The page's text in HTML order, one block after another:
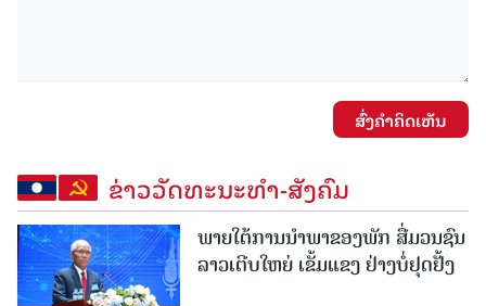
ສົ່ງຄໍາຄິດເຫັນ
ຂ່າວວັດທະນະທຳ-ສັງຄົມ
ພາຍໃຕ້ການນໍາພາຂອງພັກ ສື່ມວນຊົນ
ລາວເຕີບໃຫຍ່ ເຂັ້ມແຂງ ຢ່າງບໍ່ຢຸດຢັ້ງ